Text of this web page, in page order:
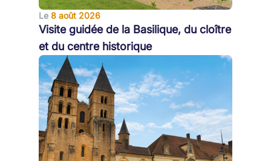
Le 8 août 2026
Visite guidée de la Basilique, du cloître
et du centre historique